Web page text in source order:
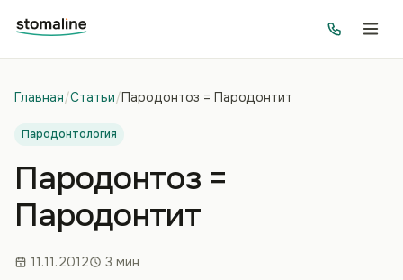
Главная/Статьи/Пародонтоз = Пародонтит
Пародонтология
Пародонтоз =
Пародонтит
11.11.2012 3 мин